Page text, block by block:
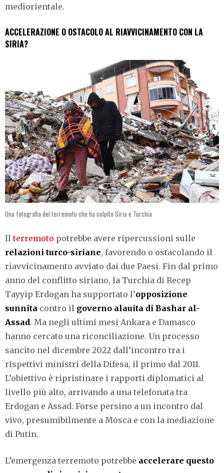
mediorientale.
ACCELERAZIONE O OSTACOLO AL RIAVVICINAMENTO CON LA
SIRIA?
Una fotografia del terremoto che ha colpito Siria e Turchia
Ilterremoto potrebbe avere ripercussioni sulle
relazioni turco-siriane, favorendo o ostacolando il
riavvicinamento avviato dai due Paesi. Fin dal primo
anno del conflitto siriano, la Turchia di Recep
Tayyip Erdogan ha supportato l’opposizione
sunnita contro il governo alauita di Bashar al-
Assad. Ma negli ultimi mesi Ankara e Damasco
hanno cercato una riconciliazione. Un processo
sancito nel dicembre 2022 dall’incontro tra i
rispettivi ministri della Difesa, il primo dal 2011.
L’obiettivo è ripristinare i rapporti diplomatici al
livello più alto, arrivando a una telefonata tra
Erdogan e Assad. Forse persino a un incontro dal
vivo, presumibilmente a Mosca e con la mediazione
di Putin.
L’emergenza terremoto potrebbe accelerare questo